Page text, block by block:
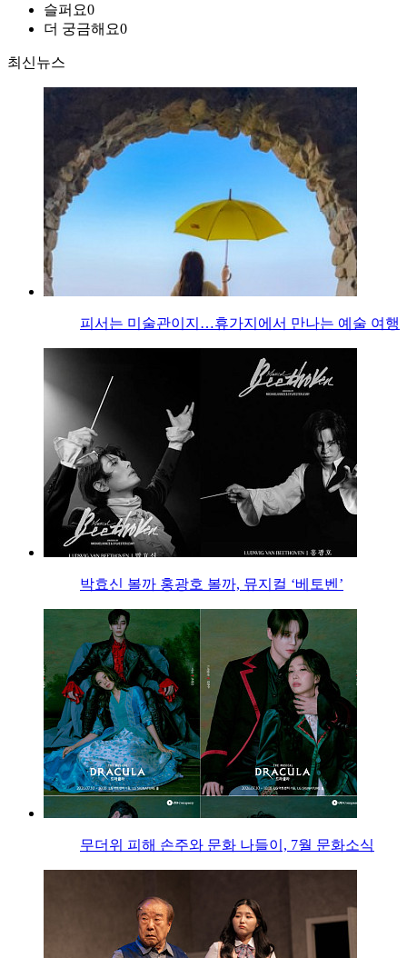
슬퍼요0
더 궁금해요0
최신뉴스
피서는 미술관이지…휴가지에서 만나는 예술 여행
박효신 볼까 홍광호 볼까, 뮤지컬 ‘베토벤’
무더위 피해 손주와 문화 나들이, 7월 문화소식